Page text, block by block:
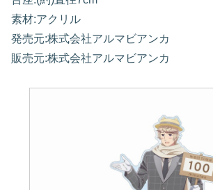
素材:アクリル
発売元:株式会社アルマビアンカ
販売元:株式会社アルマビアンカ